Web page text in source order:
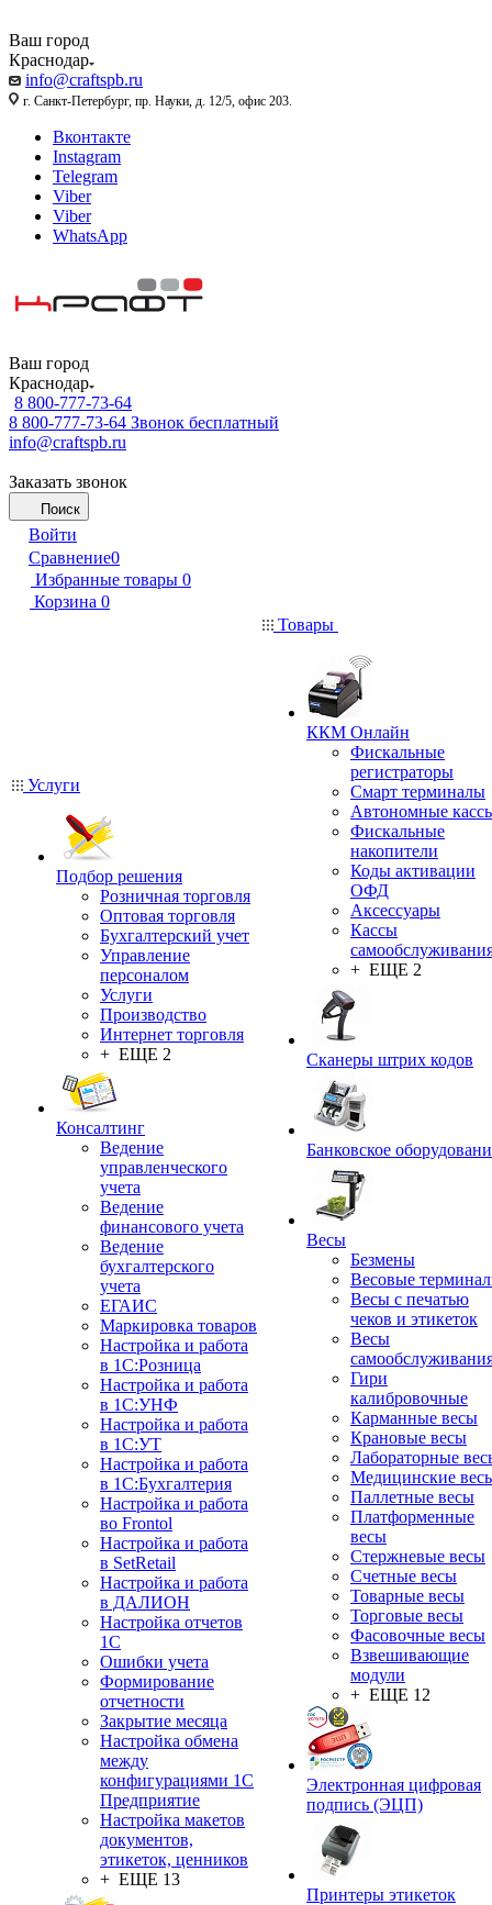
Ваш город
Краснодар
info@craftspb.ru
г. Санкт-Петербург, пр. Науки, д. 12/5, офис 203.
Вконтакте
Instagram
Telegram
Viber
Viber
WhatsApp
Ваш город
Краснодар
8 800-777-73-64
8 800-777-73-64 Звонок бесплатный
info@craftspb.ru
Заказать звонок
Поиск
Войти
Сравнение0
Избранные товары 0
Корзина 0
Услуги
Подбор решения
Розничная торговля
Оптовая торговля
Бухгалтерский учет
Управление
персоналом
Услуги
Производство
Интернет торговля
+ ЕЩЕ 2
Консалтинг
Ведение
управленческого
учета
Ведение
финансового учета
Ведение
бухгалтерского
учета
ЕГАИС
Маркировка товаров
Настройка и работа
в 1С:Розница
Настройка и работа
в 1С:УНФ
Настройка и работа
в 1С:УТ
Настройка и работа
в 1С:Бухгалтерия
Настройка и работа
во Frontol
Настройка и работа
в SetRetail
Настройка и работа
в ДАЛИОН
Настройка отчетов
1С
Ошибки учета
Формирование
отчетности
Закрытие месяца
Настройка обмена
между
конфигурациями 1С
Предприятие
Настройка макетов
документов,
этикеток, ценников
+ ЕЩЕ 13
Товары
ККМ Онлайн
Фискальные
регистраторы
Смарт терминалы
Автономные
Фискальные
накопители
Коды активации
ОФД
Аксессуары
Кассы
+ ЕЩЕ 2
Сканеры штрих кодов
Банковское
Весы
Безмены
Весовые
Весы с печатью
чеков и этикеток
Весы
Гири
калибровочные
Карманные весы
Крановые весы
Лабораторные
Медицинские
Паллетные весы
Платформенные
весы
Стержневые весы
Счетные весы
Товарные весы
Торговые весы
Фасовочные весы
Взвешивающие
модули
+ ЕЩЕ 12
Электронная цифровая
подпись (ЭЦП)
Принтеры этикеток